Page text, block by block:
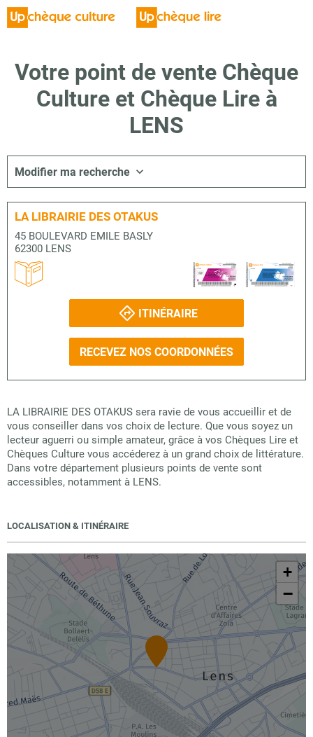
Votre point de vente Chèque
Culture et Chèque Lire à
LENS
Modifier ma recherche
LA LIBRAIRIE DES OTAKUS
45 BOULEVARD EMILE BASLY
62300 LENS
ITINÉRAIRE
RECEVEZ NOS COORDONNÉES
LA LIBRAIRIE DES OTAKUS sera ravie de vous accueillir et de
vous conseiller dans vos choix de lecture. Que vous soyez un
lecteur aguerri ou simple amateur, grâce à vos Chèques Lire et
Chèques Culture vous accéderez à un grand choix de littérature.
Dans votre département plusieurs points de vente sont
accessibles, notamment à LENS.
LOCALISATION & ITINÉRAIRE
+
−